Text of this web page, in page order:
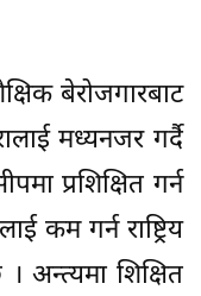
बेरोजगारबाट
मध्यनजर गर्दै
प्रशिक्षित गर्न
कम गर्न राष्ट्रिय
अन्त्यमा शिक्षित